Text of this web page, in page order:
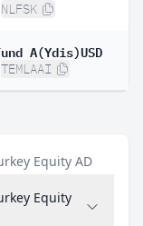
NLFSK
A(Ydis)USD
TEMLAAI
Equity AD
Equity